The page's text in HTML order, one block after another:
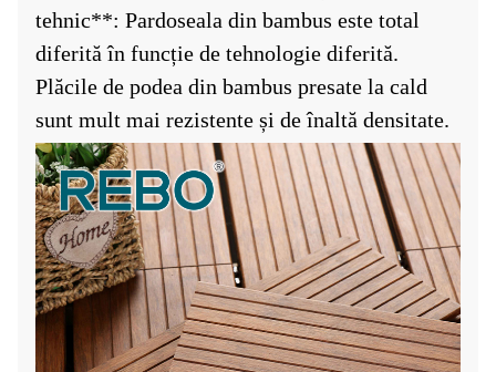
tehnic**: Pardoseala din bambus este total
diferită în funcție de tehnologie diferită.
Plăcile de podea din bambus presate la cald
sunt mult mai rezistente și de înaltă densitate.